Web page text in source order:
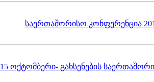
საერთაშორისო კონფერენცია
15 ოქტომბერი- გახსენების